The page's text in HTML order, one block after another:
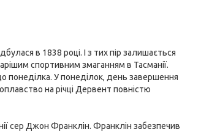
в 1838 році. І з тих пір залишається
спортивним змаганням в Тасманії.
понеділка. У понеділок, день завершення
на річці Дервент повністю
сер Джон Франклін. Франклін забезпечив